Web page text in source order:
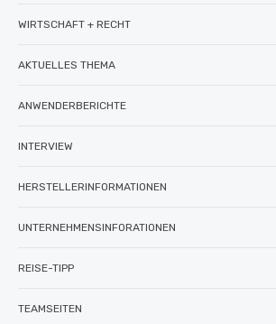
WIRTSCHAFT + RECHT
AKTUELLES THEMA
ANWENDERBERICHTE
INTERVIEW
HERSTELLERINFORMATIONEN
UNTERNEHMENSINFORATIONEN
REISE-TIPP
TEAMSEITEN